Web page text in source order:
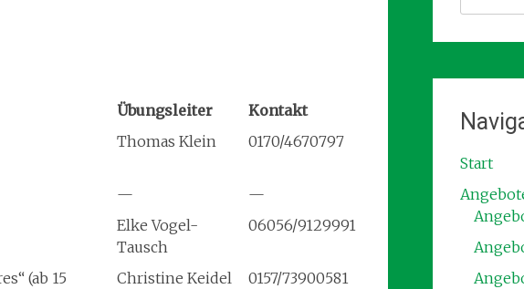
Übungsleiter
Kontakt
Thomas Klein 0170/4670797
—
—
Elke Vogel-
Tausch
06056/9129991
(ab 15
Christine Keidel 0157/73900581
Start